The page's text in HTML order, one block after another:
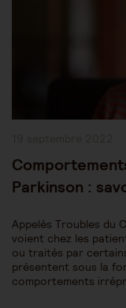
Parkinson :
Appelés Troubles du
voient chez les
ou traités par
présentent sous la
comportements